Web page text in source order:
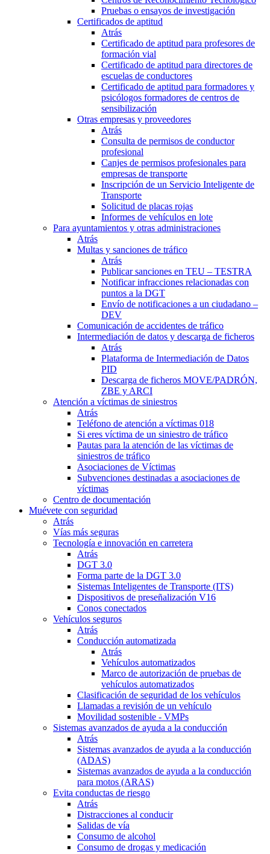
Pruebas o ensayos de investigación
Certificados de aptitud
Atrás
Certificado de aptitud para profesores de
formación vial
Certificado de aptitud para directores de
escuelas de conductores
Certificado de aptitud para formadores y
psicólogos formadores de centros de
sensibilización
Otras empresas y proveedores
Atrás
Consulta de permisos de conductor
profesional
Canjes de permisos profesionales para
empresas de transporte
Inscripción de un Servicio Inteligente de
Transporte
Solicitud de placas rojas
Informes de vehículos en lote
Para ayuntamientos y otras administraciones
Atrás
Multas y sanciones de tráfico
Atrás
Publicar sanciones en TEU – TESTRA
Notificar infracciones relacionadas con
puntos a la DGT
Envío de notificaciones a un ciudadano –
DEV
Comunicación de accidentes de tráfico
Intermediación de datos y descarga de ficheros
Atrás
Plataforma de Intermediación de Datos
PID
Descarga de ficheros MOVE/PADRÓN,
ZBE y ARCI
Atención a víctimas de siniestros
Atrás
Teléfono de atención a víctimas 018
Si eres víctima de un siniestro de tráfico
Pautas para la atención de las víctimas de
siniestros de tráfico
Asociaciones de Víctimas
Subvenciones destinadas a asociaciones de
víctimas
Centro de documentación
Muévete con seguridad
Atrás
Vías más seguras
Tecnología e innovación en carretera
Atrás
DGT 3.0
Forma parte de la DGT 3.0
Sistemas Inteligentes de Transporte (ITS)
Dispositivos de preseñalización V16
Conos conectados
Vehículos seguros
Atrás
Conducción automatizada
Atrás
Vehículos automatizados
Marco de autorización de pruebas de
vehículos automatizados
Clasificación de seguridad de los vehículos
Llamadas a revisión de un vehículo
Movilidad sostenible - VMPs
Sistemas avanzados de ayuda a la conducción
Atrás
Sistemas avanzados de ayuda a la conducción
(ADAS)
Sistemas avanzados de ayuda a la conducción
para motos (ARAS)
Evita conductas de riesgo
Atrás
Distracciones al conducir
Salidas de vía
Consumo de alcohol
Consumo de drogas y medicación